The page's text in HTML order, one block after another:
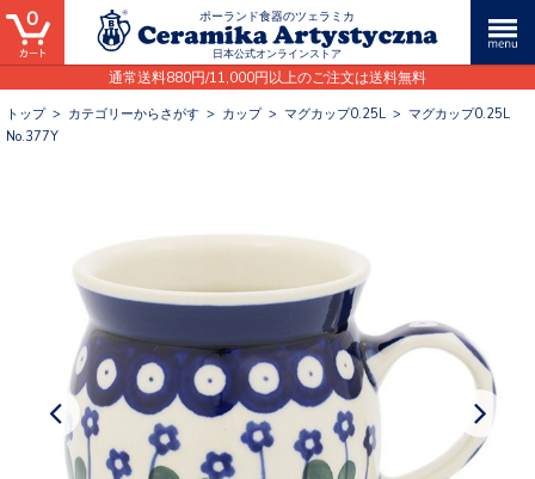
ポーランド食器のツェラミカ
日本公式オンラインストア
通常送料880円/11,000円以上のご注文は送料無料
0
トップ> カテゴリーからさがす > カップ> マグカップ0.25L > マグカップ0.25L
No.377Y